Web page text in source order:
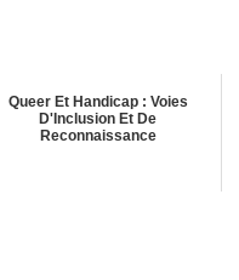
Queer Et Handicap : Voies
D'Inclusion Et De
Reconnaissance